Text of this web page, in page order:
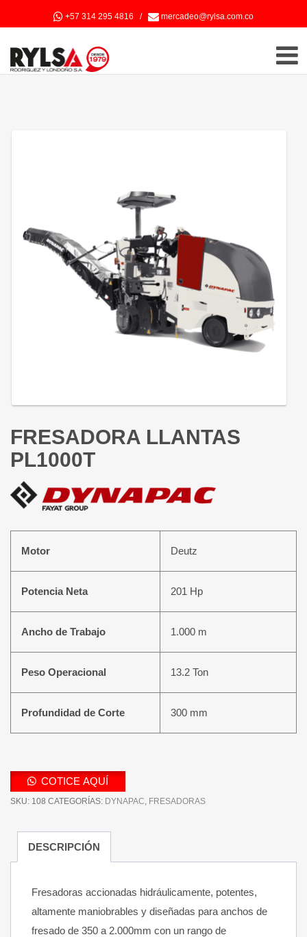
+57 314 295 4816 / mercadeo@rylsa.com.co
FRESADORA LLANTAS
PL1000T
Motor Deutz
Potencia Neta 201 Hp
Ancho de Trabajo 1.000 m
Peso Operacional 13.2 Ton
Profundidad de Corte 300 mm
COTICE AQUÍ
SKU: 108 CATEGORÍAS: DYNAPAC, FRESADORAS
DESCRIPCIÓN
Fresadoras accionadas hidráulicamente, potentes,
altamente maniobrables y diseñadas para anchos de
fresado de 350 a 2.000mm con un rango de